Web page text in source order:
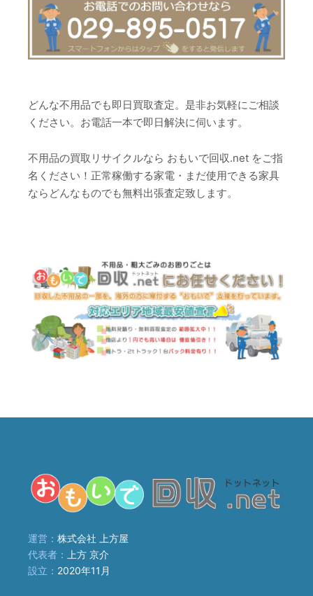
どんな不用品でも即日買取査定。是非お気軽にご相談
ください。お電話一本で即日解決に伺います。
不用品の買取リサイクルなら おもいで回収.net をご指
名ください！正常稼働する家電・まだ使用できる家具
ならどんなものでも無料出張査定致します。
運営： 株式会社 上方屋
代表者：
上方 京介
設立： 2020年11月